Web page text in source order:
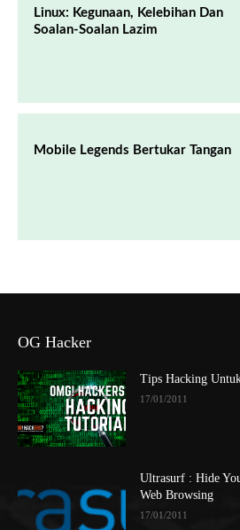
Linux: Kegunaan, Kelebihan Dan
Soalan-Soalan Lazim
Mobile Legends Bertukar Tangan
OG Hacker
Tips Hacking
17/01/2011
Ultrasurf : Hide
Web Browsing
17/01/2011